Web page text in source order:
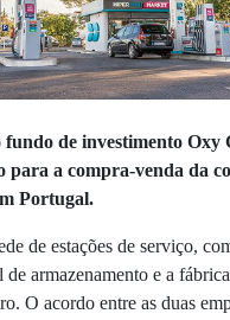
de investimento Oxy
para a compra-venda da
Portugal.
de estações de serviço,
armazenamento e a
O acordo entre as duas